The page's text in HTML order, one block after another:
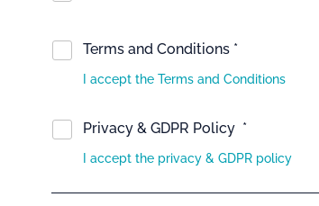
Terms and Conditions *
I accept the Terms and Conditions
Privacy & GDPR Policy *
I accept the privacy & GDPR policy